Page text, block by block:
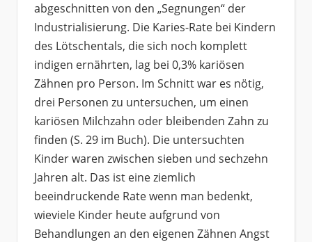
abgeschnitten von den „Segnungen“ der
Industrialisierung. Die Karies-Rate bei Kindern
des Lötschentals, die sich noch komplett
indigen ernährten, lag bei 0,3% kariösen
Zähnen pro Person. Im Schnitt war es nötig,
drei Personen zu untersuchen, um einen
kariösen Milchzahn oder bleibenden Zahn zu
finden (S. 29 im Buch). Die untersuchten
Kinder waren zwischen sieben und sechzehn
Jahren alt. Das ist eine ziemlich
beeindruckende Rate wenn man bedenkt,
wieviele Kinder heute aufgrund von
Behandlungen an den eigenen Zähnen Angst